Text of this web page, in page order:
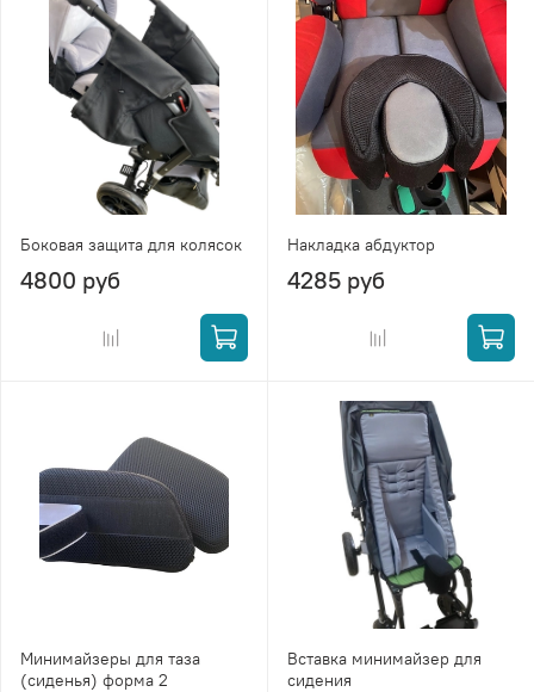
Боковая защита для колясок
4800 руб
Накладка абдуктор
4285 руб
Минимайзеры для таза
(сиденья) форма 2
Вставка минимайзер для
сидения